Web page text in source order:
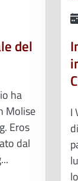
del
ha
Molise
Eros
dal
I